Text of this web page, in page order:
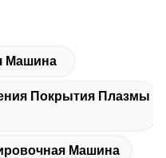
Машина
Покрытия Плазмы
Машина